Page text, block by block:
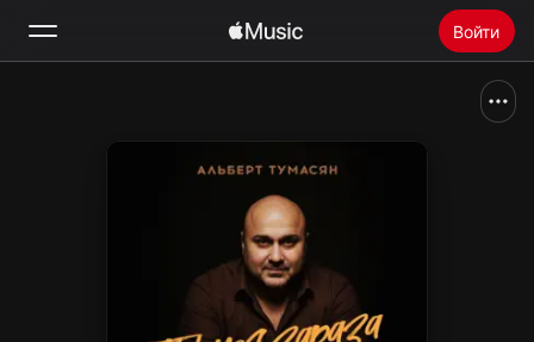
Войти
Установить Apple Music